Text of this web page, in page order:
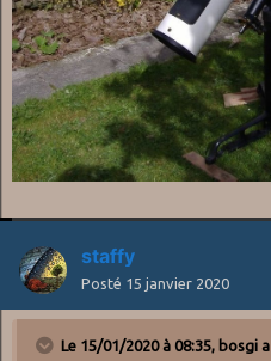
staffy
Posté 15 janvier 2020
Le 15/01/2020 à 08:35, bosgi